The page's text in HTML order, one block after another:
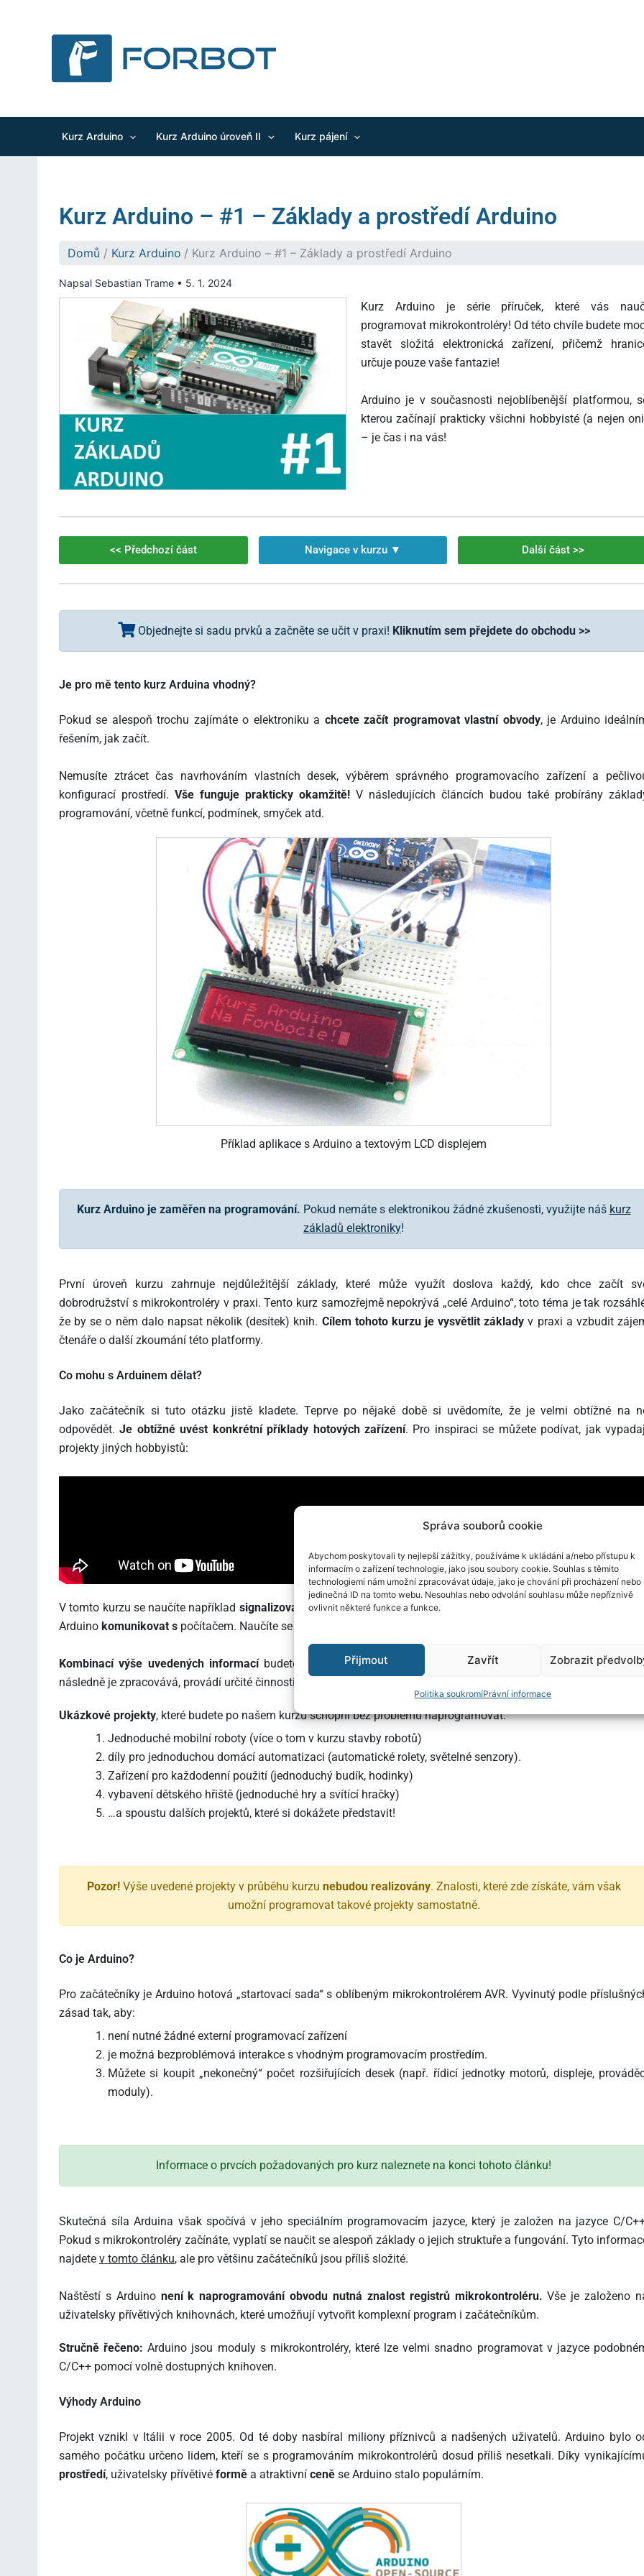
Správa souborů cookie
Abychom poskytovali ty nejlepší zážitky, používáme k ukládání a/nebo přístupu k
informacím o zařízení technologie, jako jsou soubory cookie. Souhlas s těmito
technologiemi nám umožní zpracovávat údaje, jako je chování při procházení nebo
jedinečná ID na tomto webu. Nesouhlas nebo odvolání souhlasu může nepříznivě
ovlivnit některé funkce a funkce.
Přijmout Zavřít Zobrazit
Politika soukromíPrávní informace
Kurz Arduino Kurz Arduino úroveň II Kurz pájení
Kurz Arduino – #1 – Základy a prostředí Arduino
Domů Kurz Arduino Kurz Arduino – #1 – Základy a prostředí Arduino
Napsal Sebastian Trame • 5. 1. 2024
Kurz Arduino je série příruček, které vás
programovat mikrokontroléry! Od této chvíle budete
stavět složitá elektronická zařízení, přičemž
určuje pouze vaše fantazie!
Arduino je v současnosti nejoblíbenější platformou,
kterou začínají prakticky všichni hobbyisté (a nejen
– je čas i na vás!
<< Předchozí část Navigace v kurzu ▼ Další část >>
Kurz Arduino – #1 – Základy a prostředí Arduino
Kurz Arduino – #2 – Základy programování, I/O porty
Kurz Arduino – #3 – UART (komunikace s PC), proměnné
Kurz Arduino – #5 – PWM, servomotory, knihovny
Kurz Arduino – #6 – Pokračování UART, serva
Kurz Arduino – #7 – Textový displej, LCD 2×16
Kurz Arduino – #9 – HC-SR04 Distanční senzor, funkce
Objednejte si sadu prvků a začněte se učit v praxi! Kliknutím sem přejdete do obchodu >>
Je pro mě tento kurz Arduina vhodný?
Pokud se alespoň trochu zajímáte o elektroniku a chcete začít programovat vlastní obvody, je Arduino
řešením, jak začít.
Nemusíte ztrácet čas navrhováním vlastních desek, výběrem správného programovacího zařízení a
konfigurací prostředí. Vše funguje prakticky okamžitě! V následujících článcích budou také probírány
programování, včetně funkcí, podmínek, smyček atd.
Příklad aplikace s Arduino a textovým LCD displejem
Kurz Arduino je zaměřen na programování. Pokud nemáte s elektronikou žádné zkušenosti, využijte náš kurz
základů elektroniky!
První úroveň kurzu zahrnuje nejdůležitější základy, které může využít doslova každý, kdo chce začít
dobrodružství s mikrokontroléry v praxi. Tento kurz samozřejmě nepokrývá „celé Arduino“, toto téma je tak
že by se o něm dalo napsat několik (desítek) knih. Cílem tohoto kurzu je vysvětlit základy v praxi a vzbudit
čtenáře o další zkoumání této platformy.
Co mohu s Arduinem dělat?
Jako začátečník si tuto otázku jistě kladete. Teprve po nějaké době si uvědomíte, že je velmi obtížné na
odpovědět.Je obtížné uvést konkrétní příklady hotových zařízení. Pro inspiraci se můžete podívat, jak
projekty jiných hobbyistů:
V tomto kurzu se naučíte například signalizovat
informace na LED diodách a textovém displeji. Dozvíte se, jak
Arduino komunikovat s počítačem. Naučíte se také
Kombinací výše uvedených informacíbudete schopni sestavit zařízení, které sbírá informace z okolí
následně je zpracovává, provádí určité činnosti (motory) a komunikuje s uživatelem (LED diody, displej, počítač).
Ukázkové projekty, které budete po našem kurzu schopni bez problémů naprogramovat:
Jednoduché mobilní roboty (více o tom v kurzu stavby robotů)
díly pro jednoduchou domácí automatizaci (automatické rolety, světelné senzory).
Zařízení pro každodenní použití (jednoduchý budík, hodinky)
vybavení dětského hřiště (jednoduché hry a svítící hračky)
…a spoustu dalších projektů, které si dokážete představit!
Pozor!Výše uvedené projekty v průběhu kurzu nebudou realizovány. Znalosti, které zde získáte, vám však
umožní programovat takové projekty samostatně.
Co je Arduino?
Pro začátečníky je Arduino hotová „startovací sada“ s oblíbeným mikrokontrolérem AVR. Vyvinutý podle
zásad tak, aby:
není nutné žádné externí programovací zařízení
je možná bezproblémová interakce s vhodným programovacím prostředím.
Můžete si koupit „nekonečný“ počet rozšiřujících desek (např. řídicí jednotky motorů, displeje,
moduly).
Informace o prvcích požadovaných pro kurz naleznete na konci tohoto článku!
Skutečná síla Arduina však spočívá v jeho speciálním programovacím jazyce, který je založen na jazyce C/
Pokud s mikrokontroléry začínáte, vyplatí se naučit se alespoň základy o jejich struktuře a fungování. Tyto
najdete v tomto článku, ale pro většinu začátečníků jsou příliš složité.
Naštěstí s Arduino není k naprogramování obvodu nutná znalost registrů mikrokontroléru. Vše je založeno
uživatelsky přívětivých knihovnách, které umožňují vytvořit komplexní program i začátečníkům.
Stručně řečeno: Arduino jsou moduly s mikrokontroléry, které lze velmi snadno programovat v jazyce
C/C++ pomocí volně dostupných knihoven.
Výhody Arduino
Projekt vznikl v Itálii v roce 2005. Od té doby nasbíral miliony příznivců a nadšených uživatelů. Arduino bylo
samého počátku určeno lidem, kteří se s programováním mikrokontrolérů dosud příliš nesetkali. Díky
prostředí, uživatelsky přívětivé formě a atraktivní ceně se Arduino stalo populárním.